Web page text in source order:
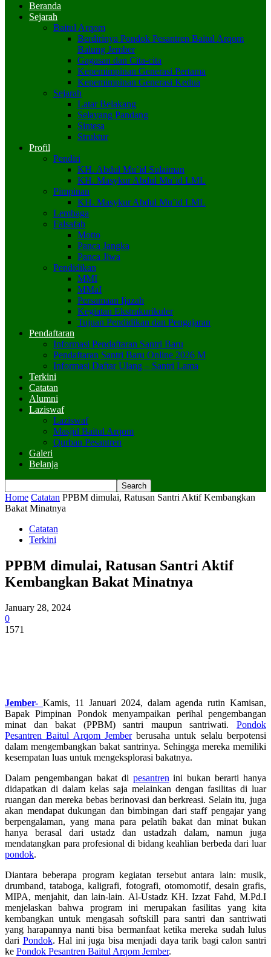
Beranda
Sejarah
Baitul Arqom
Berdirinya Pondok Pesantren Baitul Arqom
Balung Jember
Gagasan dan Cita-cita
Kepemimpinan Generasi Pertama
Kepemimpinan Generasi Kedua
Sejarah
Latar Belakang
Selayang Pandang
Sintesa
Struktur
Profil
Pendiri
KH. Abdul Mu’id Sulaiman
KH. Masykur Abdul Mu’id LML
Pimpinan
KH. Masykur Abdul Mu’id LML
Lembaga
Falsafah
Motto
Panca Jangka
Panca Jiwa
Pendidikan
MMI
MMaI
Persamaan Ijazah
Kegiatan Ekstrakurikuler
Tujuan Pendidikan dan Pengajaran
Pendaftaran
Informasi Pendaftaran Santri Baru
Pendaftaran Santri Baru Online 2026 M
Informasi Daftar Ulang – Santri Lama
Terkini
Catatan
Alumni
Laziswaf
Laziswaf
Masjid Baitul Arqom
Qurban Pesantren
Galeri
Belanja
Home Catatan PPBM dimulai, Ratusan Santri Aktif Kembangkan
Bakat Minatnya
Catatan
Terkini
PPBM dimulai, Ratusan Santri Aktif
Kembangkan Bakat Minatnya
January 28, 2024
0
1571
Jember- Kamis, 11 Januari 2024, dalam agenda rutin Kamisan,
Bapak Pimpinan Pondok menyampaikan perihal pengembangan
minat dan bakat (PPBM) santri maupun santriwati. Pondok
Pesantren Baitul Arqom Jemberberusaha untuk selalu berpotensi
dalam mengembangkan bakat santrinya. Sehingga mereka memiliki
kesempatan luas untuk mengeksplorasi bakatnya.
Dalam pengembangan bakat di pesantren ini bukan berarti hanya
didapatkan di dalam kelas saja melainkan dengan fasilitas di luar
ruangan dan mereka bebas berinovasi dan berkreasi. Selain itu, juga
akan mendapat dukungan dan bimbingan dari staff pengajar yang
berpengalaman, yang mana para pelatih bakat dan minat bukan
hanya berasal dari ustadz dan ustadzah dalam, namun juga
mendatangkan para profesional di bidang keahlian berbeda dari luar
pondok.
Diantara beberapa program kegiatan tersebut antara lain: musik,
drumband, tataboga, kaligrafi, fotografi, otomomotif, desain grafis,
MIPA, menjahit, dan lain-lain. Al-Ustadz KH. Izzat Fahd, M.Pd.I
menjelaskan bahwa program ini merupakan fasilitas yang kita
kembangkan untuk mengasah softskill para santri dan santriwati
yang harapannya nanti bisa bermanfaat ketika mereka sudah lulus
dari Pondok. Hal ini juga bisa menjadi daya tarik bagi calon santri
ke Pondok Pesantren Baitul Arqom Jember.